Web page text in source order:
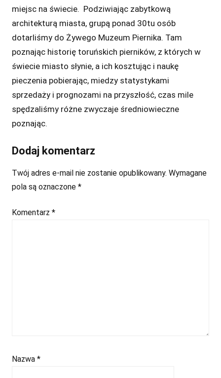
miejsc na świecie. Podziwiając zabytkową
architekturą miasta, grupą ponad 30tu osób
dotarliśmy do Żywego Muzeum Piernika. Tam
poznając historię toruńskich pierników, z których w
świecie miasto słynie, a ich kosztując i naukę
pieczenia pobierając, miedzy statystykami
sprzedaży i prognozami na przyszłość, czas mile
spędzaliśmy różne zwyczaje średniowieczne
poznając.
Dodaj komentarz
Twój adres e-mail nie zostanie opublikowany. Wymagane
pola są oznaczone *
Komentarz *
Nazwa *